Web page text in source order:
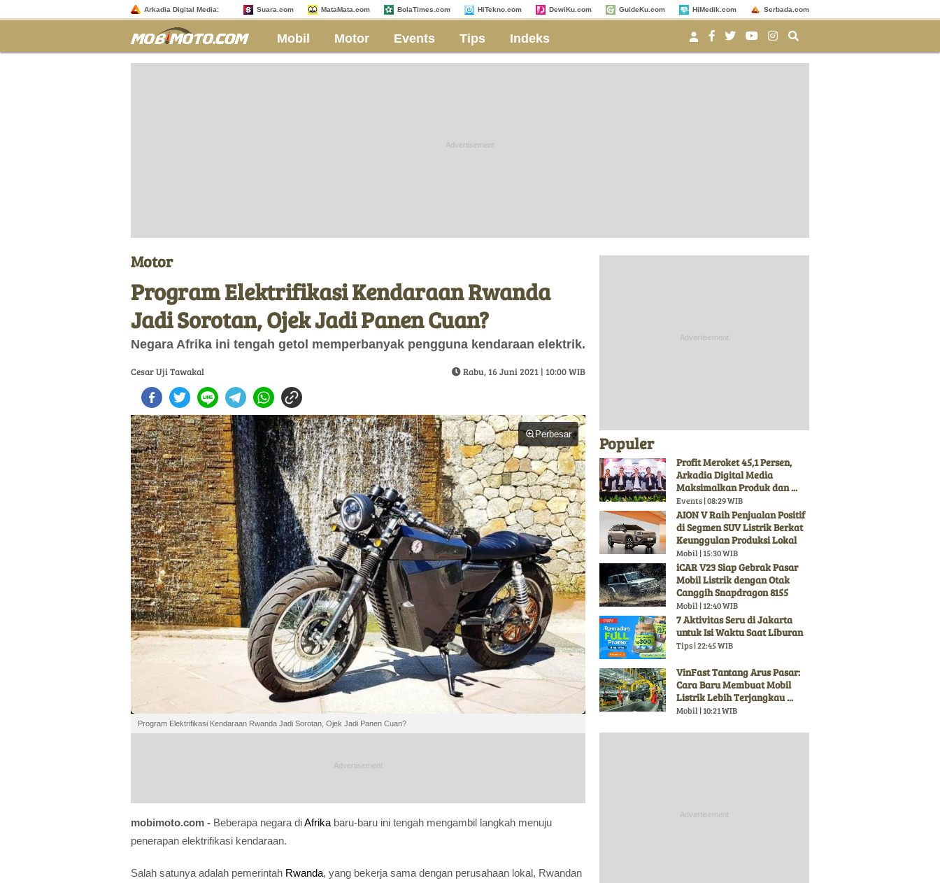
Arkadia Digital Media: Suara.com MataMata.com BolaTimes.com HiTekno.com DewiKu.com GuideKu.com HiMedik.com Serbada.com
Mobil Motor Events Tips Indeks
Motor
Program Elektrifikasi Kendaraan Rwanda
Jadi Sorotan, Ojek Jadi Panen Cuan?
Negara Afrika ini tengah getol memperbanyak pengguna kendaraan elektrik.
Cesar Uji Tawakal Rabu, 16 Juni 2021 | 10:00 WIB
Perbesar
Program Elektrifikasi Kendaraan Rwanda Jadi Sorotan, Ojek Jadi Panen Cuan?
mobimoto.com - Beberapa negara diAfrika baru-baru ini tengah mengambil langkah menuju
penerapan elektrifikasi kendaraan.
Salah satunya adalah pemerintah Rwanda, yang bekerja sama dengan perusahaan lokal, Rwandan
Populer
Profit Meroket 45,1 Persen,
Arkadia Digital Media
Maksimalkan Produk dan ...
Events | 08:29 WIB
AION V Raih Penjualan Positif
di Segmen SUV Listrik Berkat
Keunggulan Produksi Lokal
Mobil | 15:30 WIB
iCAR V23 Siap Gebrak Pasar
Mobil Listrik dengan Otak
Canggih Snapdragon 8155
Mobil | 12:40 WIB
7 Aktivitas Seru di Jakarta
untuk Isi Waktu Saat Liburan
Tips | 22:45 WIB
VinFast Tantang Arus Pasar:
Cara Baru Membuat Mobil
Listrik Lebih Terjangkau ...
Mobil | 10:21 WIB